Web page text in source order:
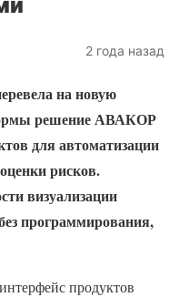
2 года назад
на новую
решение АВАКОР
для автоматизации
рисков.
визуализации
программирования,
продуктов